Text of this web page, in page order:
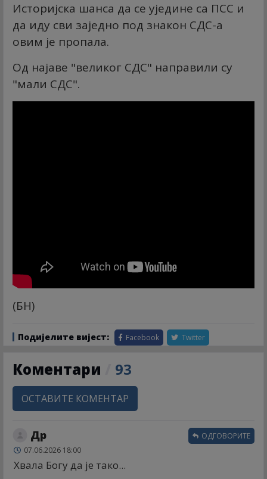
Историјска шанса да се уједине са ПСС и
да иду сви заједно под знакон СДС-а
овим је пропала.
Од најаве "великог СДС" направили су
"мали СДС".
(БН)
Подијелите вијест: Facebook Twitter
Коментари 93
ОСТАВИТЕ КОМЕНТАР
Др
07.06.2026 18:00
Хвала Богу да је тако...
ОДГОВОРИТЕ